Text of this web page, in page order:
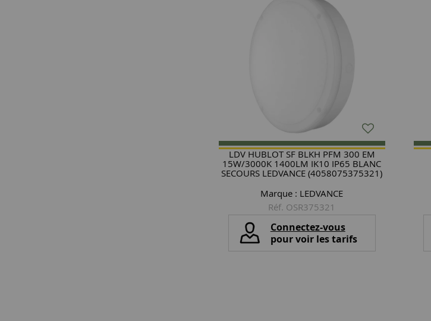
LDV HUBLOT SF BLKH PFM 300 EM
15W/3000K 1400LM IK10 IP65 BLANC
SECOURS LEDVANCE (4058075375321)
Marque : LEDVANCE
Réf. OSR375321
Connectez-vous
pour voir les tarifs